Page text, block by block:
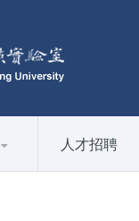
人才招聘